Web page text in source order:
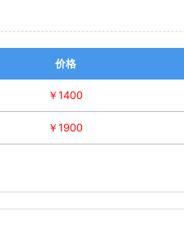
价格
￥1400
￥1900